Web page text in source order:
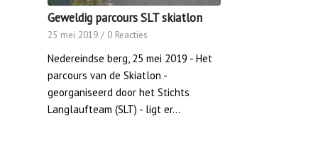
Geweldig parcours SLT skiatlon
25 mei 2019 / 0 Reacties
Nedereindse berg, 25 mei 2019 - Het
parcours van de Skiatlon -
georganiseerd door het Stichts
Langlaufteam (SLT) - ligt er…